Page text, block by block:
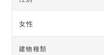
女性
建物種類